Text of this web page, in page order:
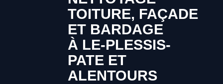
TOITURE, FAÇADE
ET BARDAGE
À LE-PLESSIS-
PATE ET
ALENTOURS